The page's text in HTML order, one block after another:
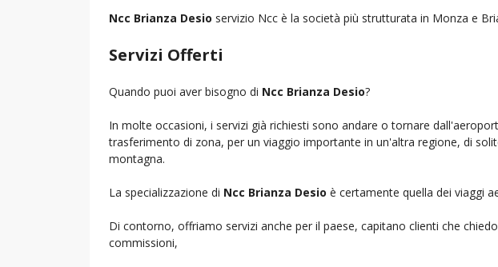
Ncc Brianza Desio servizio Ncc è la società più strutturata in Monza e
Servizi Offerti
Quando puoi aver bisogno di Ncc Brianza Desio?
In molte occasioni, i servizi già richiesti sono andare o tornare
trasferimento di zona, per un viaggio importante in un'altra regione, di
montagna.
La specializzazione di Ncc Brianza Desio è certamente quella dei viaggi
Di contorno, offriamo servizi anche per il paese, capitano clienti che
commissioni,